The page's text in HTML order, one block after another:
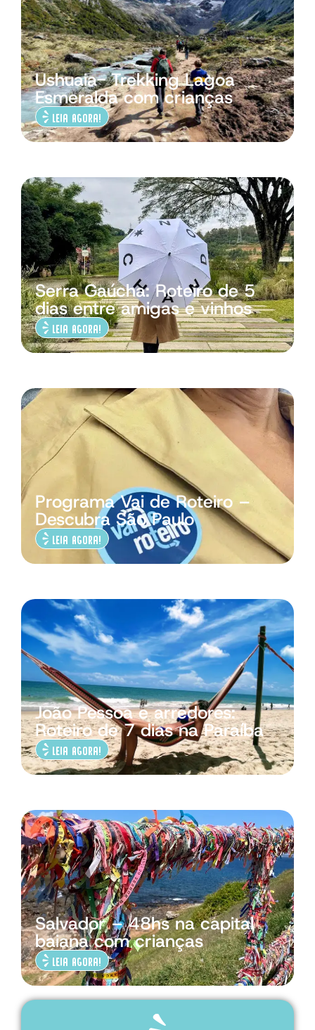
Ushuaia- Trekking Lagoa
Esmeralda com crianças
Leia Agora!
Serra Gaúcha: Roteiro de 5
dias entre amigas e vinhos
Leia Agora!
Programa Vai de Roteiro –
Descubra São Paulo
Leia Agora!
João Pessoa e arredores:
Roteiro de 7 dias na Paraíba
Leia Agora!
Salvador – 48hs na capital
baiana com crianças
Leia Agora!